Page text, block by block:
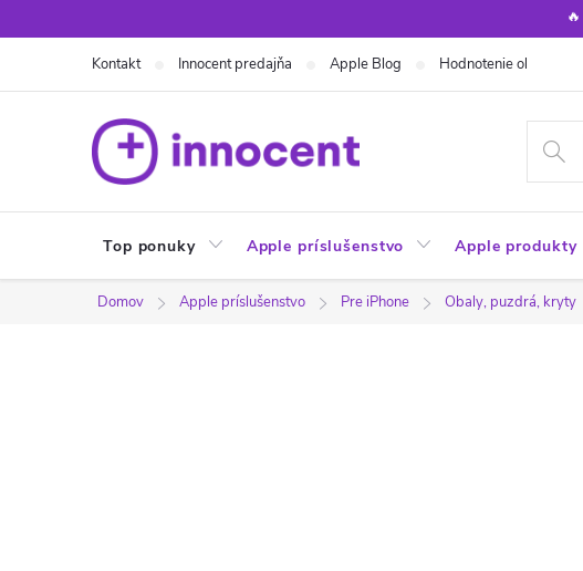
na
🔥
Kontakt Innocent predajňa Apple Blog Hodnotenie obchodu
Top ponuky Apple príslušenstvo Apple produkty
Domov Apple príslušenstvo Pre iPhone Obaly, puzdrá, kryty